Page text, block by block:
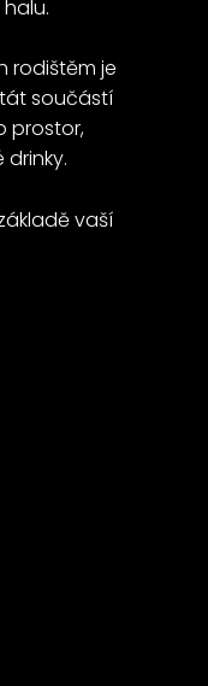
rodištěm je
součástí
prostor,
vaší